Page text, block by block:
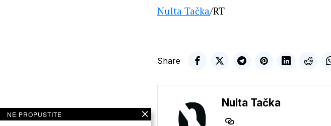
Nulta Tačka/RT
Share
Nulta Tačka
NE PROPUSTITE